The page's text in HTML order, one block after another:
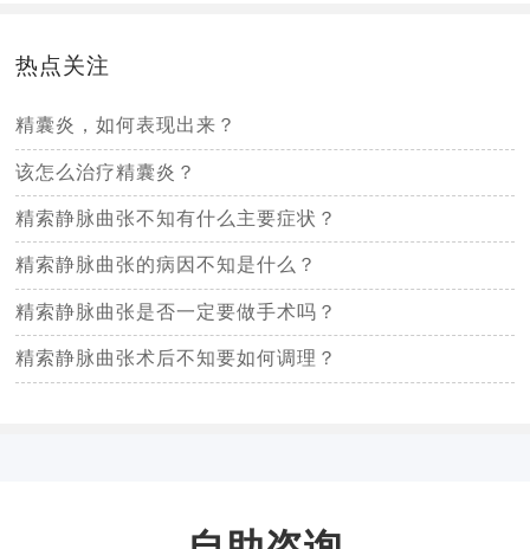
热点关注
精囊炎，如何表现出来？
该怎么治疗精囊炎？
精索静脉曲张不知有什么主要症状？
精索静脉曲张的病因不知是什么？
精索静脉曲张是否一定要做手术吗？
精索静脉曲张术后不知要如何调理？